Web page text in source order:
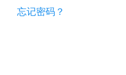
忘记密码？